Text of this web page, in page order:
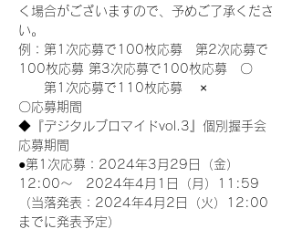
く場合がございますので、予めご了承くださ
い。
例：第1次応募で100枚応募　第2次応募で
100枚応募 第3次応募で100枚応募　〇
第1次応募で110枚応募　 ×
〇応募期間
◆『デジタルブロマイドvol.3』個別握手会
応募期間
●第1次応募：2024年3月29日（金）
12:00～　2024年4月1日（月）11:59
（当落発表：2024年4月2日（火）12:00
までに発表予定）